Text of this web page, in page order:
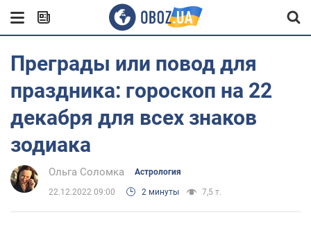
Преграды или повод для
праздника: гороскоп на 22
декабря для всех знаков
зодиака
Ольга Соломка Астрология
22.12.2022 09:00 2 минуты 7,5 т.